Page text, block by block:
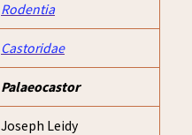
Rodentia
Castoridae
Palaeocastor
Joseph Leidy